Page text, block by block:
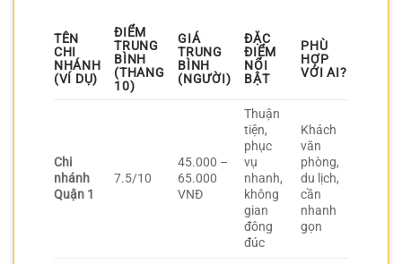
TÊN
CHI
NHÁNH
(VÍ DỤ)
ĐIỂM
TRUNG
BÌNH
(THANG
10)
GIÁ
TRUNG
BÌNH
(NGƯỜI)
ĐẶC
ĐIỂM
NỔI
BẬT
PHÙ
HỢP
VỚI AI?
Chi
nhánh
Quận 1
7.5/10
45.000 –
65.000
VNĐ
Thuận
tiện,
phục
vụ
nhanh,
không
gian
đông
đúc
Khách
văn
phòng,
du lịch,
cần
nhanh
gọn